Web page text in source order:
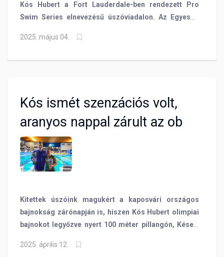
Kós Hubert a Fort Lauderdale-ben rendezett Pro
Swim Series elnevezésű úszóviadalon. Az Egyesült
on és 200-on is első lett.
2025. május 04.
Kós ismét szenzációs volt,
aranyos nappal zárult az ob
Kitettek úszóink magukért a kaposvári országos
bajnokság zárónapján is, hiszen Kós Hubert olimpiai
bajnokot legyőzve nyert 100 méter pillangón, Késely
de további aranyaknak is örülhettünk!
2025. április 12.